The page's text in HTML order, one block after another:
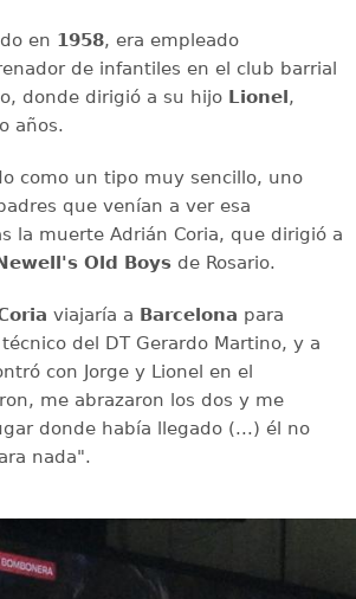
en 1958, era empleado
de infantiles en el club barrial
donde dirigió a su hijo Lionel,
años.
como un tipo muy sencillo, uno
que venían a ver esa
la muerte Adrián Coria, que dirigió a
Old Boysde Rosario.
viajaría a Barcelona para
del DT Gerardo Martino, y a
con Jorge y Lionel en el
me abrazaron los dos y me
donde había llegado (...) él no
nada".